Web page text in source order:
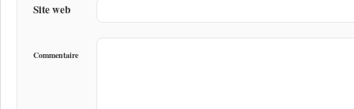
Site web
Commentaire